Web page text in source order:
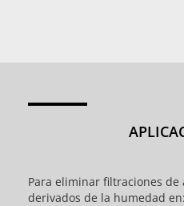
Para eliminar filtraciones de
derivados de la humedad en: